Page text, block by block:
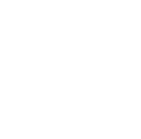
design,
das
eles
um com
permitem
entre os
direta,